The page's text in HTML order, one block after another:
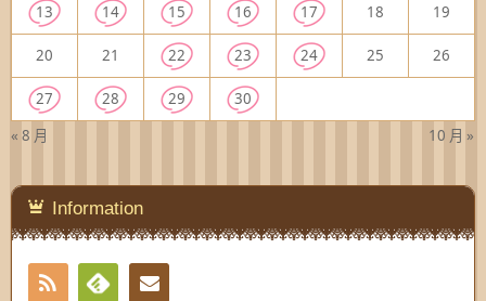
« 8 月 10 月 »
13 14 15 16 17 18 19
20 21 22 23 24 25 26
27 28 29 30
Information
RSS